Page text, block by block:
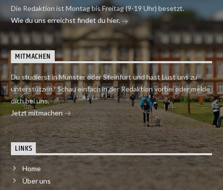
Die Redaktion ist Montag bis Freitag (9-19 Uhr) besetzt.
Wie du uns erreichst findet du hier.
MITMACHEN
Du studierst in Münster oder Steinfurt und hast Lust uns zu
unterstützen? Schau einfach in der Redaktion vorbei oder melde
dich bei uns.
Jetzt mitmachen
LINKS
Home
Über uns